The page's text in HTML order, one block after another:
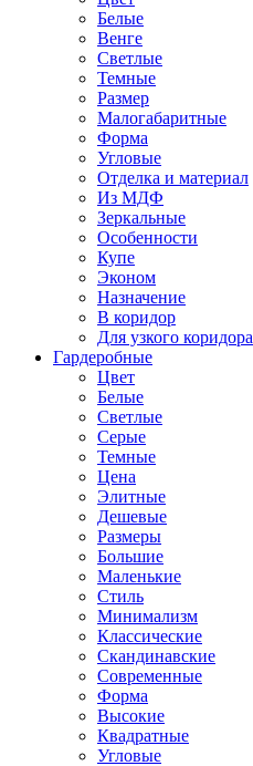
Белые
Венге
Светлые
Темные
Размер
Малогабаритные
Форма
Угловые
Отделка и материал
Из МДФ
Зеркальные
Особенности
Купе
Эконом
Назначение
В коридор
Для узкого коридора
Гардеробные
Цвет
Белые
Светлые
Серые
Темные
Цена
Элитные
Дешевые
Размеры
Большие
Маленькие
Стиль
Минимализм
Классические
Скандинавские
Современные
Форма
Высокие
Квадратные
Угловые